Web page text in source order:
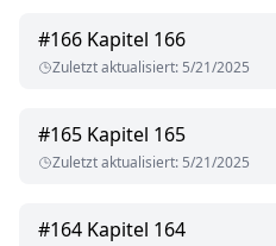
#166 Kapitel 166
Zuletzt aktualisiert: 5/21/2025
#165 Kapitel 165
Zuletzt aktualisiert: 5/21/2025
#164 Kapitel 164